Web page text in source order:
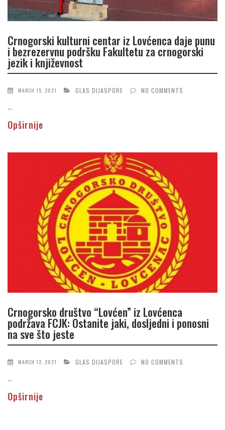
Crnogorski kulturni centar iz Lovćenca daje punu
i bezrezervnu podršku Fakultetu za crnogorski
jezik i književnost
MARCH 15, 2021 GLAS DIJASPORE NO COMMENTS
...
Opširnije
Crnogorsko društvo “Lovćen” iz Lovćenca
podržava FCJK: Ostanite jaki, dosljedni i ponosni
na sve što jeste
MARCH 12, 2021 GLAS DIJASPORE NO COMMENTS
...
Opširnije